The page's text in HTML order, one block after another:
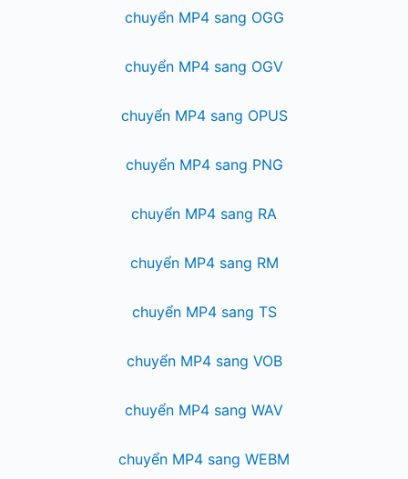
chuyển MP4 sang OGG
chuyển MP4 sang OGV
chuyển MP4 sang OPUS
chuyển MP4 sang PNG
chuyển MP4 sang RA
chuyển MP4 sang RM
chuyển MP4 sang TS
chuyển MP4 sang VOB
chuyển MP4 sang WAV
chuyển MP4 sang WEBM